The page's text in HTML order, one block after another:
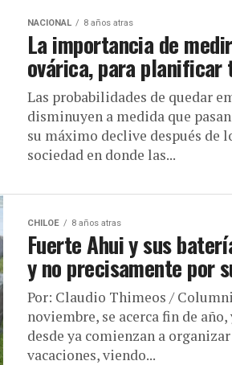
NACIONAL 8 años atras
La importancia de
ovárica, para planificar
Las probabilidades de quedar
disminuyen a medida que
su máximo declive después de
sociedad en donde las...
CHILOE 8 años atras
Fuerte Ahui y sus
y no precisamente por
Por: Claudio Thimeos /
noviembre, se acerca fin de
desde ya comienzan a
vacaciones, viendo...